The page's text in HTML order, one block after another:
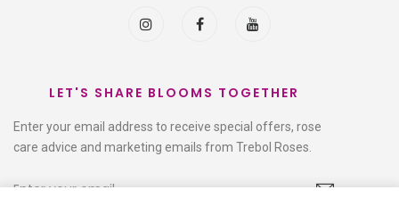
LET'S SHARE BLOOMS TOGETHER
Enter your email address to receive special offers, rose
care advice and marketing emails from Trebol Roses.